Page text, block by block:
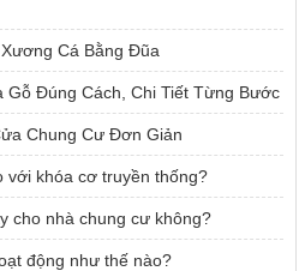
Cá Bằng Đũa
Gỗ Đúng Cách, Chi Tiết Từng Bước
Chung Cư Đơn Giản
với khóa cơ truyền thống?
cho nhà chung cư không?
động như thế nào?